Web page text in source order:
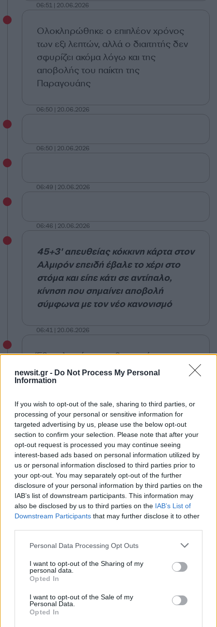
newsit.gr - Do Not Process My Personal
Information
If you wish to opt-out of the sale, sharing to third parties, or
processing of your personal or sensitive information for
targeted advertising by us, please use the below opt-out
section to confirm your selection. Please note that after your
opt-out request is processed you may continue seeing
interest-based ads based on personal information utilized by
us or personal information disclosed to third parties prior to
your opt-out. You may separately opt-out of the further
disclosure of your personal information by third parties on the
IAB’s list of downstream participants. This information may
also be disclosed by us to third parties on the IAB’s List of
Downstream Participants that may further disclose it to other
Please note that this website/app uses one or more Google
not limited to your visit or usage behaviour. You may click to
grant or deny consent to Google and its third-party tags to
use your data for below specified purposes in below Google
consent section.
Personal Data Processing Opt Outs
I want to opt-out of the Sharing of my
personal data.
Opted In
I want to opt-out of the Sale of my
Personal Data.
Opted In
06:51 | 20.06.2026
Ολοκληρώθηκε ο επιπλέον χρόνος
των εξι λεπτών, αλλά ο διαιτητής δεν
σφυρίζει ακόμα λόγω και της
αποβολής του παίκτη της
Παραγουάης
06:50 | 20.06.2026
06:50 | 20.06.2026
06:49 | 20.06.2026
06:46 | 20.06.2026
45+3' απευθείας κόκκινη κάρτα στον
Αλμιρόν επειδή έβαλε το χέρι στο
στόμα και είπε κάτι σε αντίπαλο,
κίνηση που σημαίνει αποβολή
σύμφωνα με τον νέο κανονισμό
06:41 | 20.06.2026
Έξι τα λεπτά των καθυστερήσεων
06:41 | 20.06.2026
Τελευταία λεπτά του πρώτου
ημιχρόνου και είμαστε πάντα στο
Τουρκία - Παραγουάη 0-1
40' ένταση με διαμαρτυρίες προς τον
διαιτητή και τους βοηθούς του για
διάφορες αποφάσεις τους
06:37 | 20.06.2026
06:36 | 20.06.2026